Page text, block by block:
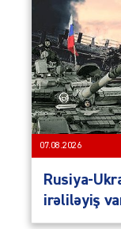
07.08.2026
Rusiya-
irəliləyiş